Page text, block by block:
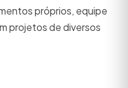
próprios, equipe
projetos de diversos